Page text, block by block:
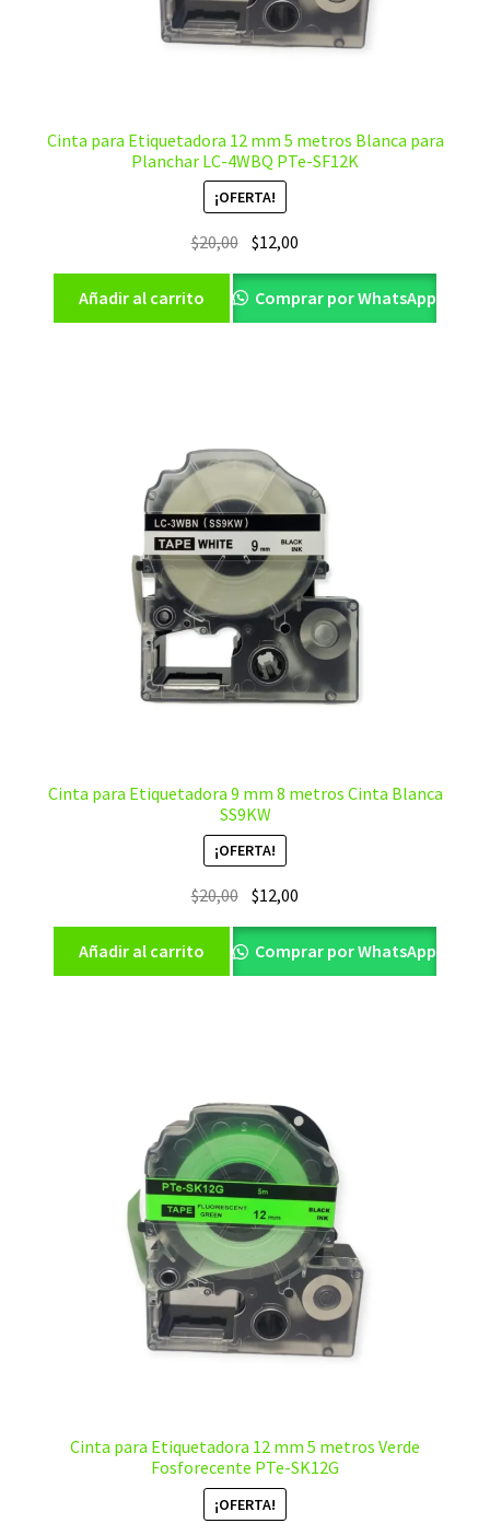
Cinta para Etiquetadora 12 mm 5 metros Blanca para
Planchar LC-4WBQ PTe-SF12K
¡OFERTA!
$20,00 El
original
era:
$12,00
actual
es:
Añadir al carrito Comprar por WhatsApp
Cinta para Etiquetadora 9 mm 8 metros Cinta Blanca
SS9KW
¡OFERTA!
$20,00 El
precio
original
era:
$12,00
precio
actual
es:
Añadir al carrito Comprar por WhatsApp
Cinta para Etiquetadora 12 mm 5 metros Verde
Fosforecente PTe-SK12G
¡OFERTA!